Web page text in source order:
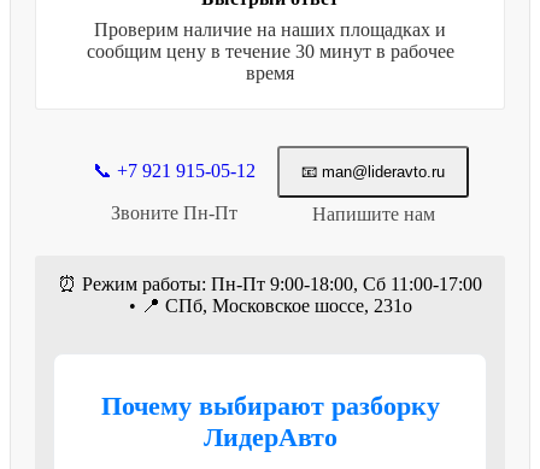
Проверим наличие на наших площадках и
сообщим цену в течение 30 минут в рабочее
время
📞 +7 921 915-05-12
Звоните Пн-Пт
📧 man@lideravto.ru
Напишите нам
⏰ Режим работы: Пн-Пт 9:00-18:00, Сб 11:00-17:00
• 📍 СПб, Московское шоссе, 231о
Почему выбирают разборку
ЛидерАвто